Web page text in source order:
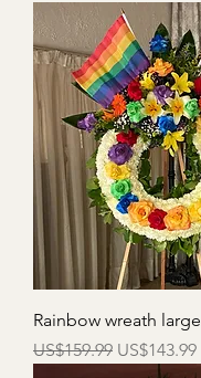
Rainbow wreath large
一般價格
US$159.99 促銷價格
US$143.99